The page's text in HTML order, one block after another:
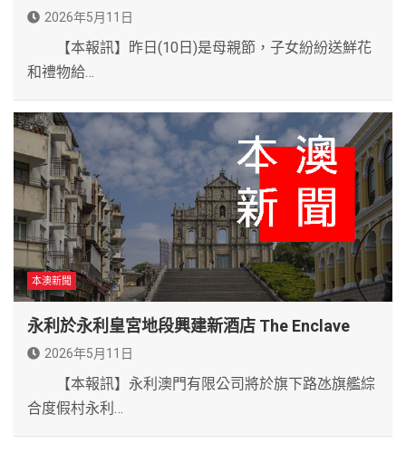
2026年5月11日
【本報訊】昨日(10日)是母親節，子女紛紛送鮮花
和禮物給…
本澳新聞
永利於永利皇宮地段興建新酒店 The Enclave
2026年5月11日
【本報訊】永利澳門有限公司將於旗下路氹旗艦綜
合度假村永利…